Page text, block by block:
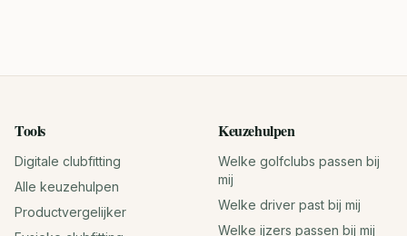
Tools
Digitale clubfitting
Alle keuzehulpen
Productvergelijker
Keuzehulpen
Welke golfclubs passen bij
mij
Welke driver past bij mij
Welke ijzers passen bij mij